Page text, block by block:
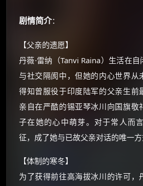
剧情简介：
【父亲的遗愿】
丹薇·雷纳（Tanvi Raina）生活在
与社交隔阂中，但她的内心世界从
得知曾服役于印度陆军的父亲生前
亲自在严酷的锡亚琴冰川向国旗敬
子在她的心中萌芽。对于常人而
征，成了她与已故父亲对话的唯一方
【体制的寒冬】
为了获得前往高海拔冰川的许可，
🧧 福利领取站
☕
朋友们辛苦了
如夸克12个月送14天 最低